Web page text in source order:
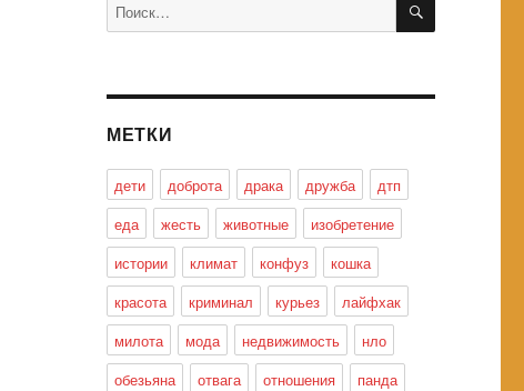
МЕТКИ
дети доброта драка дружба
дтп
еда
жесть животные
изобретение
истории
климат конфуз
кошка
красота
криминал курьез
лайфхак
милота
мода недвижимость
нло
обезьяна
отвага отношения
панда